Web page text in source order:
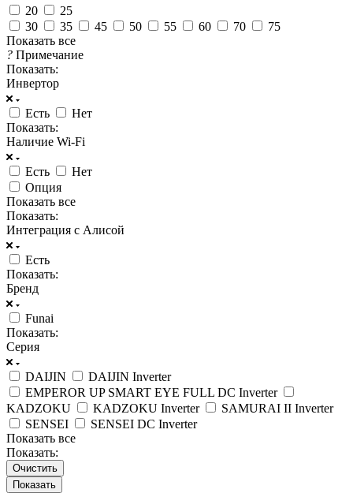
20
25
30
35 45 50 55 60 70
75
Показать все
? Примечание
Показать:
Инвертор
Есть
Нет
Показать:
Наличие Wi-Fi
Есть
Нет
Опция
Показать все
Показать:
Интеграция с Алисой
Есть
Показать:
Бренд
Funai
Показать:
Серия
DAIJIN
DAIJIN Inverter
EMPEROR UP SMART EYE FULL DC Inverter
KADZOKU
KADZOKU Inverter
SAMURAI II Inverter
SENSEI
SENSEI DC Inverter
Показать все
Показать:
Очистить